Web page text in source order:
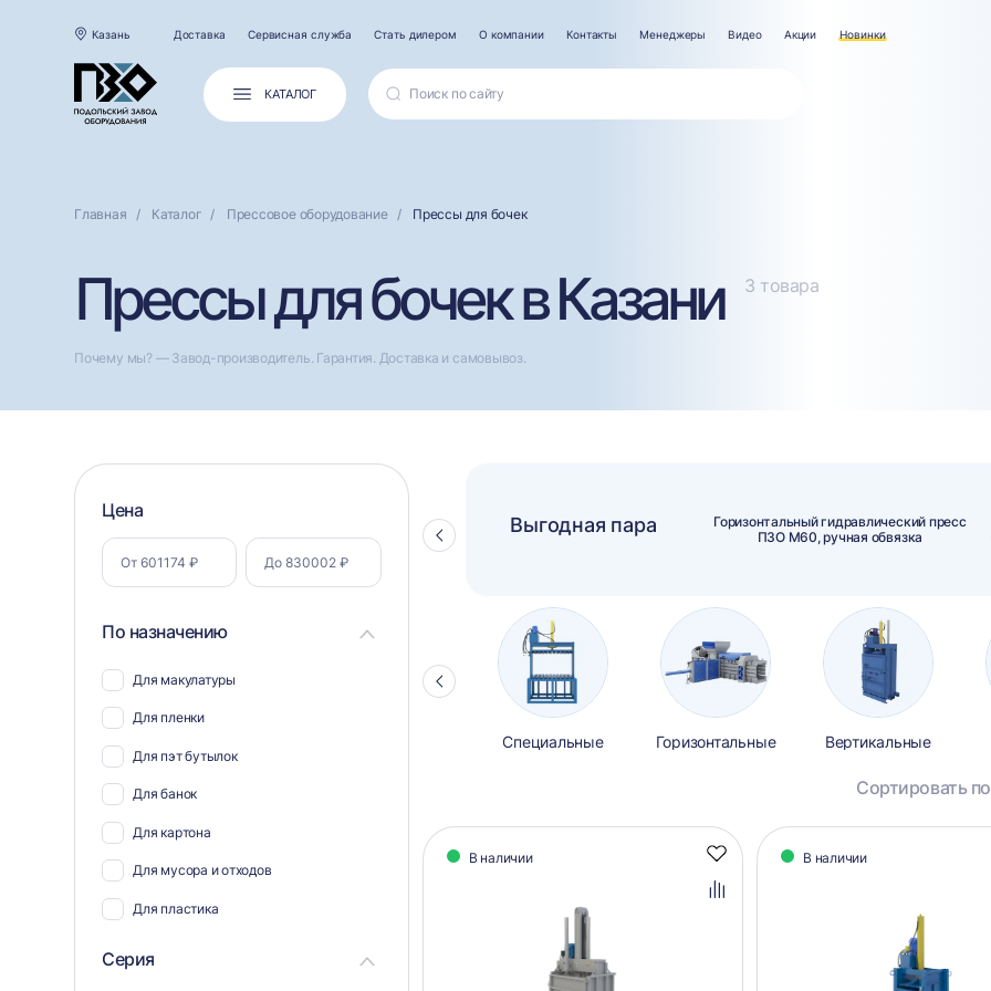
Казань Доставка Сервисная служба Стать дилером О компании Контакты Менеджеры Видео Акции Новинки
КАТАЛОГ
Главная Каталог Прессовое оборудование Прессы для бочек
Прессы для бочек в Казани 3 товара
Почему мы? — Завод-производитель. Гарантия. Доставка и самовывоз.
Фильтр
по
параметрам
Цена
По назначению
Для макулатуры
Для пленки
Для пэт бутылок
Для банок
Для картона
Для мусора и отходов
Для пластика
Серия
Стрелка
Полуавтоматический паллетоупаковщик
ПЗО BPW-2000
Выгодная пара
Горизонтальный гидравлический пресс
ПЗО М60, ручная обвязка
Стрелка
Специальные Горизонтальные Вертикальные
Сортировать
Каталог
В наличии
Добавить
в
избранное
Добавить
В наличии